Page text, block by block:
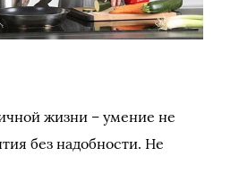
жизни – умение не
без надобности. Не